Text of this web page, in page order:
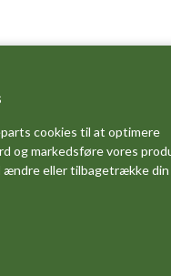
cookies til at optimere
og markedsføre vores
ændre eller tilbagetrække